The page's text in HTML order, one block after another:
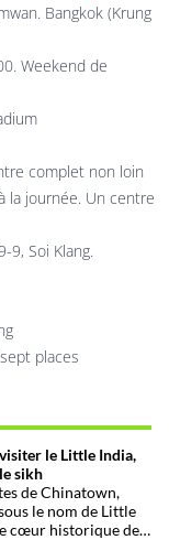
Bangkok (Krung
Weekend de
complet non loin
la journée. Un centre
9, Soi Klang.
places
le Little India,
sikh
de Chinatown,
le nom de Little
cœur historique de